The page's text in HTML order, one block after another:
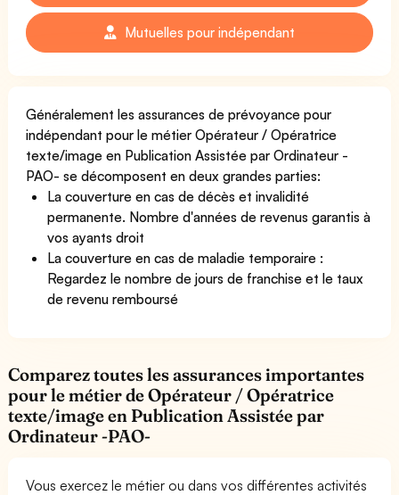
Mutuelles pour indépendant
Généralement les assurances de prévoyance pour
indépendant pour le métier Opérateur / Opératrice
texte/image en Publication Assistée par Ordinateur -
PAO- se décomposent en deux grandes parties:
La couverture en cas de décès et invalidité
permanente. Nombre d'années de revenus garantis à
vos ayants droit
La couverture en cas de maladie temporaire :
Regardez le nombre de jours de franchise et le taux
de revenu remboursé
Comparez toutes les assurances importantes
pour le métier de Opérateur / Opératrice
texte/image en Publication Assistée par
Ordinateur -PAO-
Vous exercez le métier ou dans vos différentes activités